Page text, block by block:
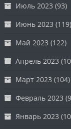
Июль 2023 (93)
Июнь 2023 (119)
Май 2023 (122)
Апрель 2023
Март 2023 (104)
Февраль 2023
Январь 2023